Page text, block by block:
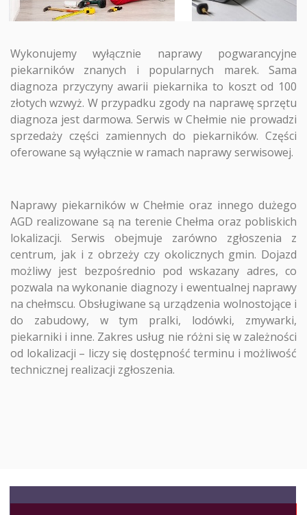
Wykonujemy wyłącznie naprawy pogwarancyjne
piekarników znanych i popularnych marek. Sama
diagnoza przyczyny awarii piekarnika to koszt od 100
złotych wzwyż. W przypadku zgody na naprawę sprzętu
diagnoza jest darmowa. Serwis w Chełmie nie prowadzi
sprzedaży części zamiennych do piekarników. Części
oferowane są wyłącznie w ramach naprawy serwisowej.
Naprawy piekarników w Chełmie oraz innego dużego
AGD realizowane są na terenie Chełma oraz pobliskich
lokalizacji. Serwis obejmuje zarówno zgłoszenia z
centrum, jak i z obrzeży czy okolicznych gmin. Dojazd
możliwy jest bezpośrednio pod wskazany adres, co
pozwala na wykonanie diagnozy i ewentualnej naprawy
na chełmscu. Obsługiwane są urządzenia wolnostojące i
do zabudowy, w tym pralki, lodówki, zmywarki,
piekarniki i inne. Zakres usług nie różni się w zależności
od lokalizacji – liczy się dostępność terminu i możliwość
technicznej realizacji zgłoszenia.